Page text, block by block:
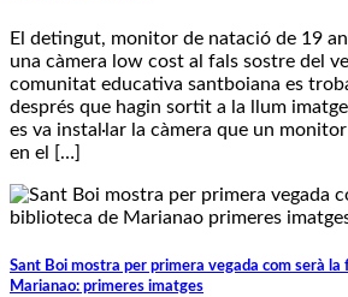
El detingut, monitor de natació de 19
una càmera low cost al fals sostre del
comunitat educativa santboiana es
després que hagin sortit a la llum
es va instal·lar la càmera que un
en el […]
Sant Boi mostra per primera vegada com serà
Marianao: primeres imatges